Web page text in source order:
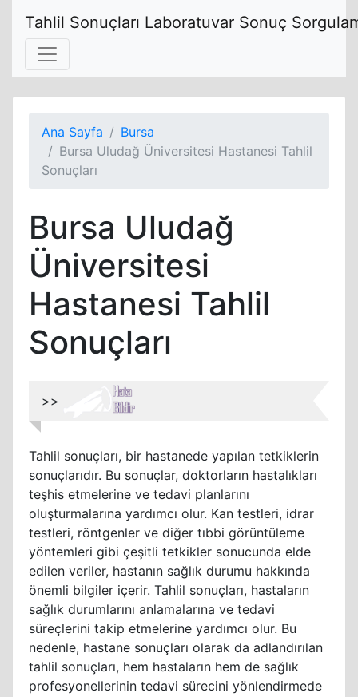
Tahlil Sonuçları Laboratuvar Sonuç
Ana Sayfa
Bursa
Bursa Uludağ Üniversitesi Hastanesi Tahlil
Sonuçları
Bursa Uludağ
Üniversitesi
Hastanesi Tahlil
Sonuçları
>>
Tahlil sonuçları, bir hastanede yapılan tetkiklerin
sonuçlarıdır. Bu sonuçlar, doktorların hastalıkları
teşhis etmelerine ve tedavi planlarını
oluşturmalarına yardımcı olur. Kan testleri, idrar
testleri, röntgenler ve diğer tıbbi görüntüleme
yöntemleri gibi çeşitli tetkikler sonucunda elde
edilen veriler, hastanın sağlık durumu hakkında
önemli bilgiler içerir. Tahlil sonuçları, hastaların
sağlık durumlarını anlamalarına ve tedavi
süreçlerini takip etmelerine yardımcı olur. Bu
nedenle, hastane sonuçları olarak da adlandırılan
tahlil sonuçları, hem hastaların hem de sağlık
profesyonellerinin tedavi sürecini yönlendirmede